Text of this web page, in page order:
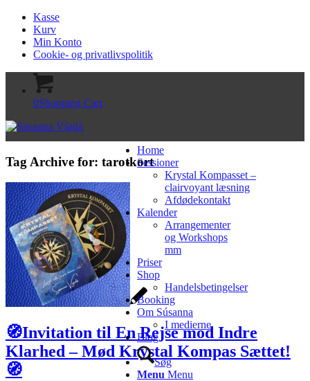
Kasse
Kurv
Min Konto
Cookie- og privatlivspolitik
0Shopping Cart
Home
Sessioner
Krystal Kompasset –
clairvoyant læsning
Afdødekontakt
Kalender
Arrangementer
og Workshops
mm
Priser
Shop
Handelsbetingelser
Booking
Om Súsanna
I medierne
Blog
Søg
Menu Menu
Tag Archive for: tarotkort
🧭Invitation til En Rejse mod Indre
Klarhed – Mød Krystal Kompas Sættet!
🧭